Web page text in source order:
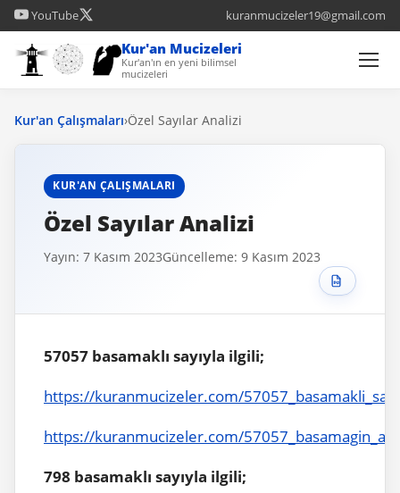
YouTube kuranmucizeler19@gmail.com
Kur'an Mucizeleri
Kur'an'ın en yeni bilimsel
mucizeleri
Kur'an Çalışmaları›Özel Sayılar Analizi
KUR'AN ÇALIŞMALARI
Özel Sayılar Analizi
Yayın: 7 Kasım 2023Güncelleme: 9 Kasım 2023
57057 basamaklı sayıyla ilgili;
https://kuranmucizeler.com/
https://kuranmucizeler.com/
798 basamaklı sayıyla ilgili;